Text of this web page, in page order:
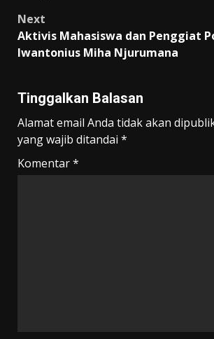
Next
Aktivis Mahasiswa dan Penggiat
Iwantonius Miha Njurumana
Tinggalkan Balasan
Alamat email Anda tidak akan
yang wajib ditandai *
Komentar*